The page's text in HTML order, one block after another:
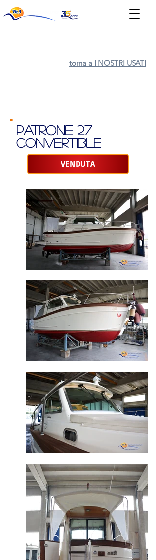
torna a I NOSTRI USATI
PATRONE 27
CONverTIbLE
VENDUTA